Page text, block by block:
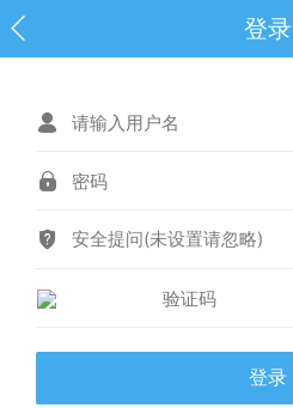
登录
安全提问(未设置请忽略)
登录